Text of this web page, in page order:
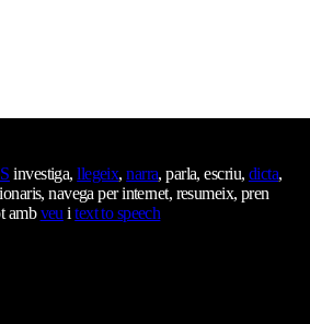
investiga,llegeix,narra, parla, escriu, dicta,
navega per internet, resumeix, pren
veuitext to speech